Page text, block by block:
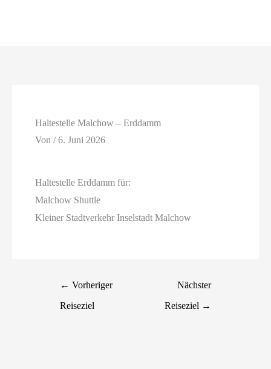
Haltestelle Malchow – Erddamm
Von/6. Juni 2026
Haltestelle Erddamm für:
Malchow Shuttle
Kleiner Stadtverkehr Inselstadt Malchow
← Vorheriger
Reiseziel
Nächster
Reiseziel →